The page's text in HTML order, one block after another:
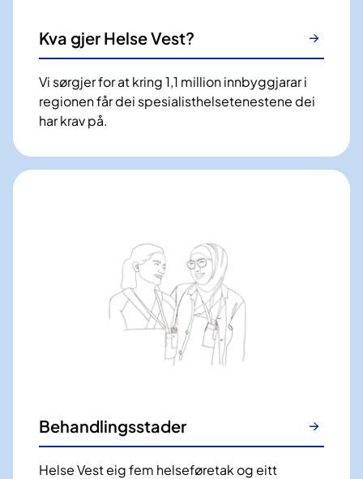
Kva gjer Helse Vest?
Vi ​sørgjer for at kring 1,1 million innbyggjarar i
regionen får dei spesialisthelsetenestene dei
har krav på.
Behandlingsstader
Helse Vest eig fem helseføretak og eitt